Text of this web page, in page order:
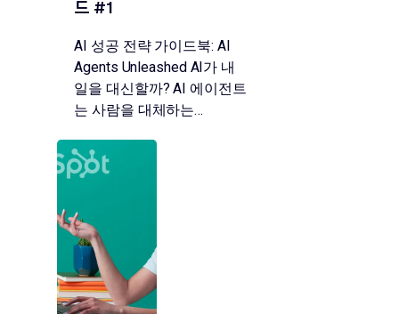
드 #1
AI 성공 전략 가이드북: AI
Agents Unleashed AI가 내
일을 대신할까? AI 에이전트
는 사람을 대체하는…